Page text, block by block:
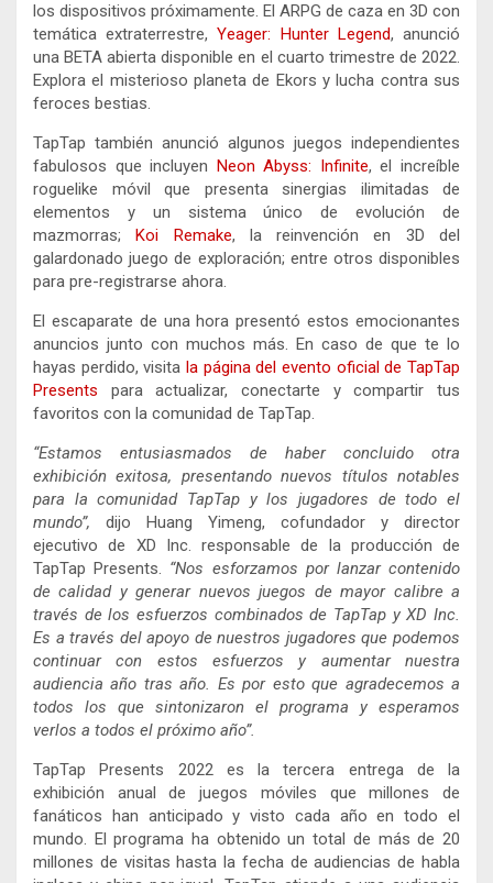
los dispositivos próximamente. El ARPG de caza en 3D con
temática extraterrestre,Yeager: Hunter Legend, anunció
una BETA abierta disponible en el cuarto trimestre de 2022.
Explora el misterioso planeta de Ekors y lucha contra sus
feroces bestias.
TapTap también anunció algunos juegos independientes
fabulosos que incluyen
Neon Abyss: Infinite, el increíble
roguelike móvil que presenta sinergias ilimitadas de
elementos y un sistema único de evolución de
mazmorras; Koi Remake, la reinvención en 3D del
galardonado juego de exploración; entre otros disponibles
para pre-registrarse ahora.
El escaparate de una hora presentó estos emocionantes
anuncios junto con muchos más. En caso de que te lo
hayas perdido, visita la página del evento oficial de TapTap
Presents para actualizar, conectarte y compartir tus
favoritos con la comunidad de TapTap.
“Estamos entusiasmados de haber concluido otra
exhibición exitosa, presentando nuevos títulos notables
para la comunidad TapTap y los jugadores de todo el
mundo”, dijo Huang Yimeng, cofundador y director
ejecutivo de XD Inc. responsable de la producción de
TapTap Presents. “Nos esforzamos por lanzar contenido
de calidad y generar nuevos juegos de mayor calibre a
través de los esfuerzos combinados de TapTap y XD Inc.
Es a través del apoyo de nuestros jugadores que podemos
continuar con estos esfuerzos y aumentar nuestra
audiencia año tras año. Es por esto que agradecemos a
todos los que sintonizaron el programa y esperamos
verlos a todos el próximo año”.
TapTap Presents 2022 es la tercera entrega de la
exhibición anual de juegos móviles que millones de
fanáticos han anticipado y visto cada año en todo el
mundo. El programa ha obtenido un total de más de 20
millones de visitas hasta la fecha de audiencias de habla